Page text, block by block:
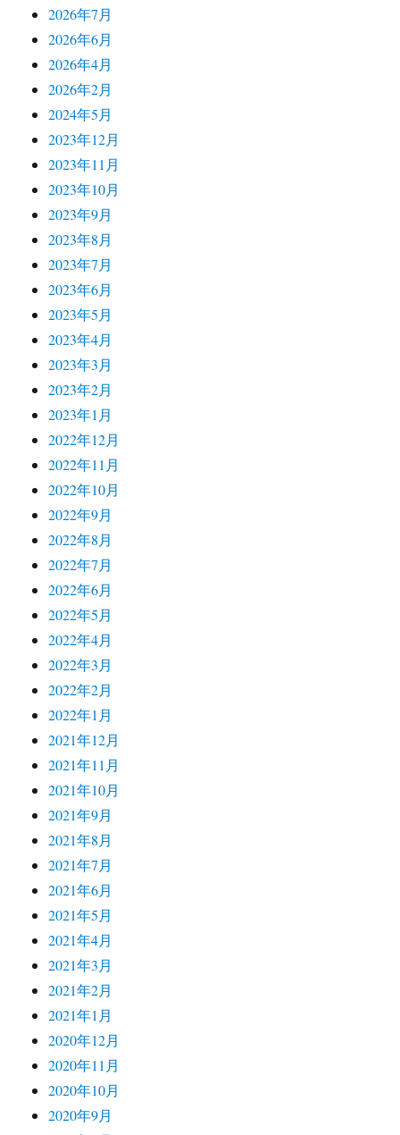
2026年7月
2026年6月
2026年4月
2026年2月
2024年5月
2023年12月
2023年11月
2023年10月
2023年9月
2023年8月
2023年7月
2023年6月
2023年5月
2023年4月
2023年3月
2023年2月
2023年1月
2022年12月
2022年11月
2022年10月
2022年9月
2022年8月
2022年7月
2022年6月
2022年5月
2022年4月
2022年3月
2022年2月
2022年1月
2021年12月
2021年11月
2021年10月
2021年9月
2021年8月
2021年7月
2021年6月
2021年5月
2021年4月
2021年3月
2021年2月
2021年1月
2020年12月
2020年11月
2020年10月
2020年9月